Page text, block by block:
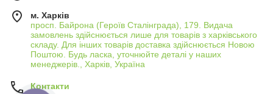
м. Харків
просп. Байрона (Героїв Сталінграда), 179. Видача
замовлень здійснюється лише для товарів з харківського
складу. Для інших товарів доставка здійснюється Новою
Поштою. Будь ласка, уточнюйте деталі у наших
менеджерів., Харків, Україна
Контакти